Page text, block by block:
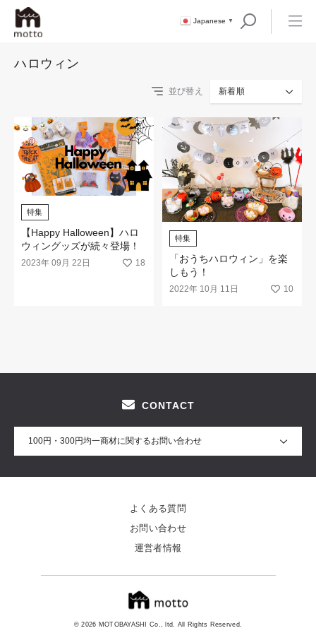
Japanese ▼
ハロウィン
並び替え 新着順
特集
【Happy Halloween】ハロ
ウィングッズが続々登場！
2023年 09月 22日 18
特集
「おうちハロウィン」を楽
しもう！
2022年 10月 11日 10
CONTACT
100円・300円均一商材に関するお問い合わせ
© 2026 MOTOBAYASHI Co., ltd. All Rights Reserved.
よくある質問
お問い合わせ
運営者情報